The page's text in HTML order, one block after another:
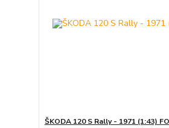
ŠKODA 120 S Rally - 1971 (1:43)